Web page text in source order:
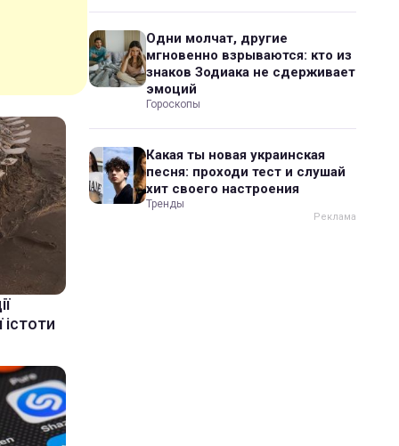
Одни молчат, другие
мгновенно взрываются: кто из
знаков Зодиака не сдерживает
эмоций
Гороскопы
Какая ты новая украинская
песня: проходи тест и слушай
хит своего настроения
Тренды